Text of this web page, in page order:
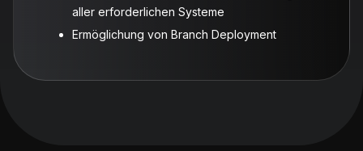
aller erforderlichen Systeme
Ermöglichung von Branch Deployment